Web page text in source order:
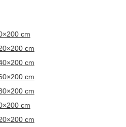
cm
cm
cm
cm
cm
cm
cm